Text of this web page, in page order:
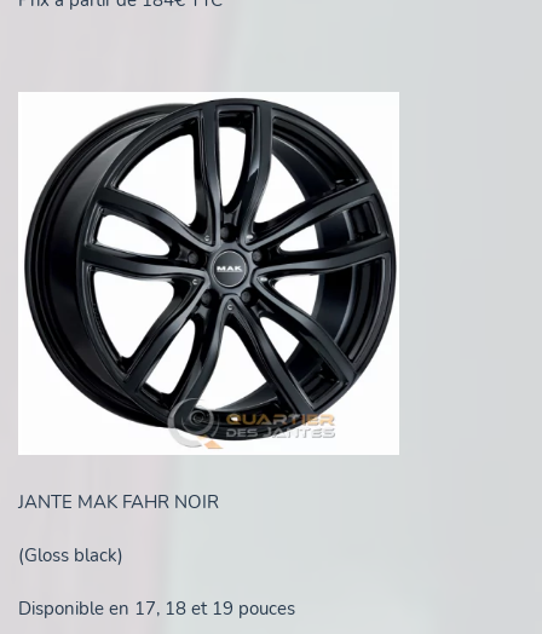
JANTE MAK FAHR NOIR
(Gloss black)
Disponible en 17, 18 et 19 pouces